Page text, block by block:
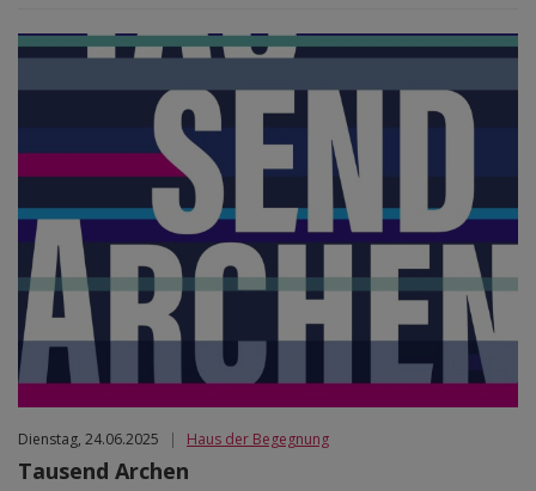
Dienstag, 24.06.2025 | Haus der Begegnung
Tausend Archen